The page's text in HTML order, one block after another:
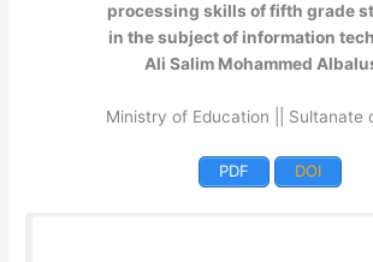
processing skills of fifth grade
in the subject of information
Ali Salim Mohammed
Ministry of Education || Sultanate
DOI
PDF